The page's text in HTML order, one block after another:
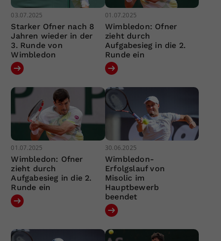
03.07.2025
Starker Ofner nach 8
Jahren wieder in der
3. Runde von
Wimbledon
01.07.2025
Wimbledon: Ofner
zieht durch
Aufgabesieg in die 2.
Runde ein
01.07.2025
Wimbledon: Ofner
zieht durch
Aufgabesieg in die 2.
Runde ein
30.06.2025
Wimbledon-
Erfolgslauf von
Misolic im
Hauptbewerb
beendet